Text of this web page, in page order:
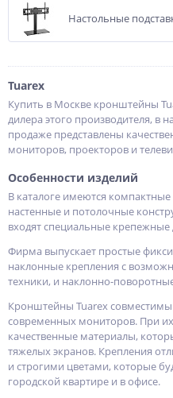
Настольные
Tuarex
Купить в Москве кронштейны
дилера этого производителя, в
продаже представлены
мониторов, проекторов и
Особенности изделий
В каталоге имеются
настенные и потолочные
входят специальные крепежные
Фирма выпускает простые
наклонные крепления с
техники, и наклонно-
Кронштейны Tuarex
современных мониторов. При
качественные материалы,
тяжелых экранов. Крепления
и строгими цветами, которые
городской квартире и в офисе.